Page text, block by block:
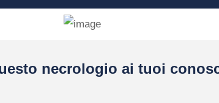
necrologio ai tuoi